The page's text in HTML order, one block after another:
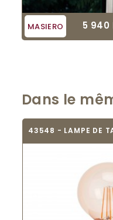
MASIERO 5 940
Dans le